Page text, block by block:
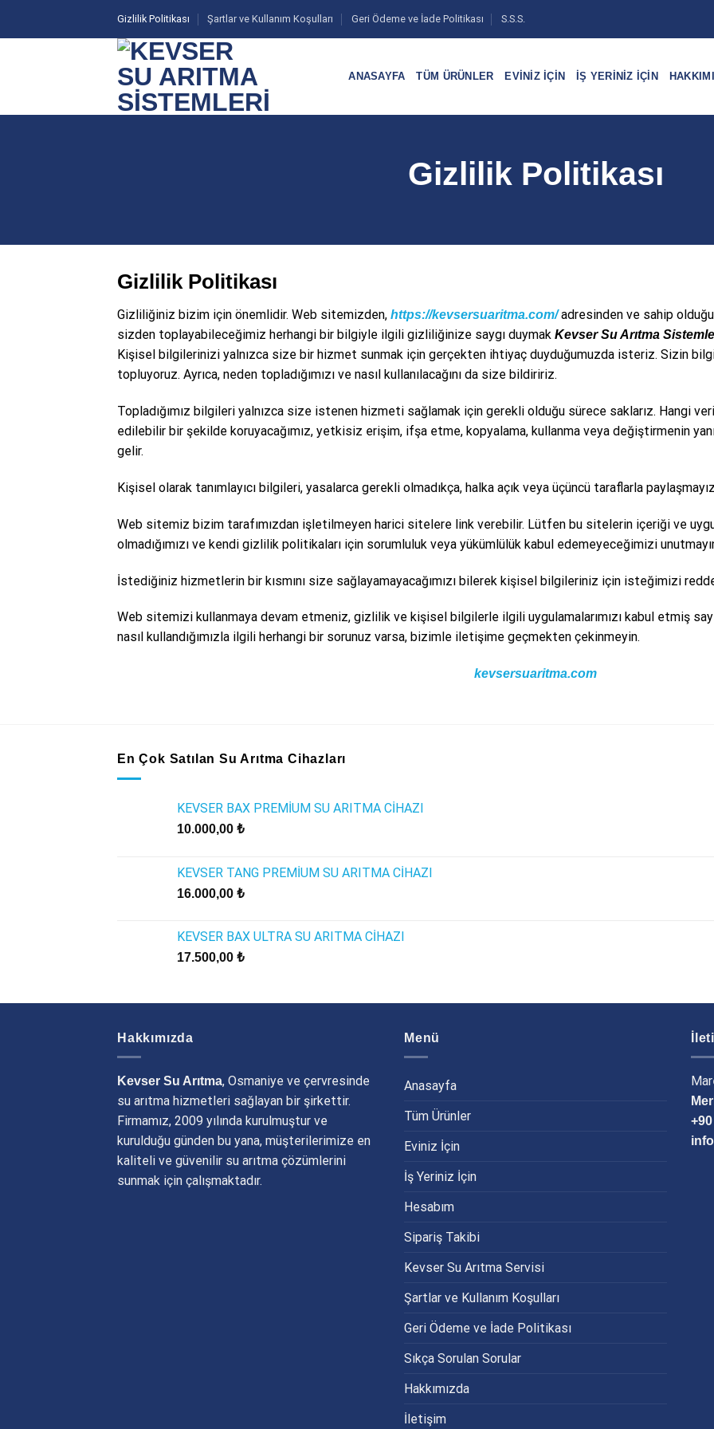
Gizlilik Politikası Şartlar ve Kullanım Koşulları Geri Ödeme ve İade Politikası S.S.S.
ANASAYFA TÜM ÜRÜNLER EVINIZ İÇIN İŞ YERINIZ İÇIN
Gizlilik Politikası
Gizlilik Politikası
Gizliliğiniz bizim için önemlidir. Web sitemizden, https://kevsersuaritma.com/adresinden ve sahip
sizden toplayabileceğimiz herhangi bir bilgiyle ilgili gizliliğinize saygı duymak Kevser Su Arıtma
Kişisel bilgilerinizi yalnızca size bir hizmet sunmak için gerçekten ihtiyaç duyduğumuzda isteriz. Sizin
topluyoruz. Ayrıca, neden topladığımızı ve nasıl kullanılacağını da size bildiririz.
Topladığımız bilgileri yalnızca size istenen hizmeti sağlamak için gerekli olduğu sürece saklarız. Hangi
edilebilir bir şekilde koruyacağımız, yetkisiz erişim, ifşa etme, kopyalama, kullanma veya değiştirmenin yanı
gelir.
Kişisel olarak tanımlayıcı bilgileri, yasalarca gerekli olmadıkça, halka açık veya üçüncü taraflarla
Web sitemiz bizim tarafımızdan işletilmeyen harici sitelere link verebilir. Lütfen bu sitelerin içeriği ve
olmadığımızı ve kendi gizlilik politikaları için sorumluluk veya yükümlülük kabul edemeyeceğimizi
İstediğiniz hizmetlerin bir kısmını size sağlayamayacağımızı bilerek kişisel bilgileriniz için isteğimizi
Web sitemizi kullanmaya devam etmeniz, gizlilik ve kişisel bilgilerle ilgili uygulamalarımızı kabul etmiş
nasıl kullandığımızla ilgili herhangi bir sorunuz varsa, bizimle iletişime geçmekten çekinmeyin.
kevsersuaritma.com
En Çok Satılan Su Arıtma Cihazları
KEVSER BAX PREMİUM SU ARITMA CİHAZI
10.000,00 ₺
KEVSER TANG PREMİUM SU ARITMA CİHAZI
16.000,00 ₺
KEVSER BAX ULTRA SU ARITMA CİHAZI
17.500,00 ₺
Hakkımızda
Kevser Su Arıtma, Osmaniye ve çervresinde
su arıtma hizmetleri sağlayan bir şirkettir.
Firmamız, 2009 yılında kurulmuştur ve
kurulduğu günden bu yana, müşterilerimize en
kaliteli ve güvenilir su arıtma çözümlerini
sunmak için çalışmaktadır.
Menü
Anasayfa
Tüm Ürünler
Eviniz İçin
İş Yeriniz İçin
Hesabım
Sipariş Takibi
Kevser Su Arıtma Servisi
Şartlar ve Kullanım Koşulları
Geri Ödeme ve İade Politikası
Sıkça Sorulan Sorular
Hakkımızda
İletişim